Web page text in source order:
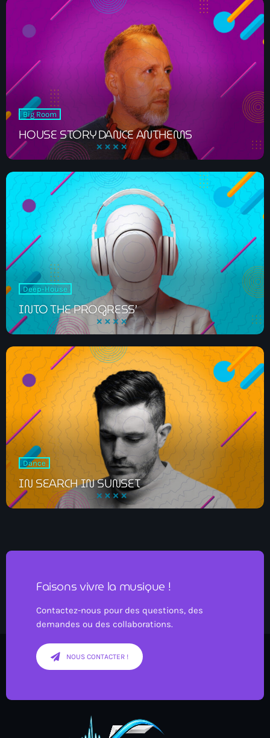
00:00 - 06:00
News
ELECTRO RADIO dans votre enceinte
ALEXA
Electro Radio est désormais disponible
sur www.radio.fr !
ELECTRO radio est désormais
disponible sur DEEZER gratuitement
Big Room
HOUSE STORY DANCE ANTHEMS
Deep-House
INTO THE PROGRESS’
Dance
IN SEARCH IN SUNSET
Faisons vivre la musique !
Contactez-nous pour des questions, des
demandes ou des collaborations.
NOUS CONTACTER !